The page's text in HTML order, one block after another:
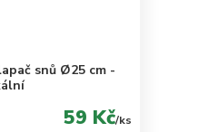
snů Ø25 cm -
59 Kč/ks